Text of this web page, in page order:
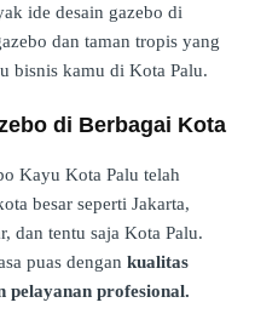
ide desain gazebo di
dan taman tropis yang
bisnis kamu di Kota Palu.
di Berbagai Kota
Kayu Kota Palu telah
besar seperti Jakarta,
dan tentu saja Kota Palu.
puas dengan kualitas
pelayanan profesional.